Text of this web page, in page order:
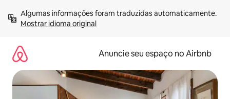
para
Mostrar idioma original
Anuncie seu espaço no Airbnb